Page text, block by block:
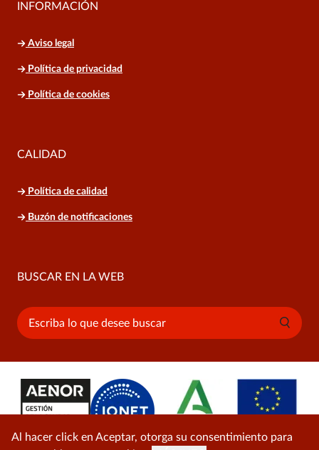
INFORMACIÓN
Aviso legal
Política de privacidad
Política de cookies
CALIDAD
Política de calidad
Buzón de notificaciones
BUSCAR EN LA WEB
Buscar
Al hacer click en Aceptar, otorga su consentimiento para